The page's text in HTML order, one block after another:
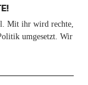
Mit ihr wird rechte,
umgesetzt. Wir